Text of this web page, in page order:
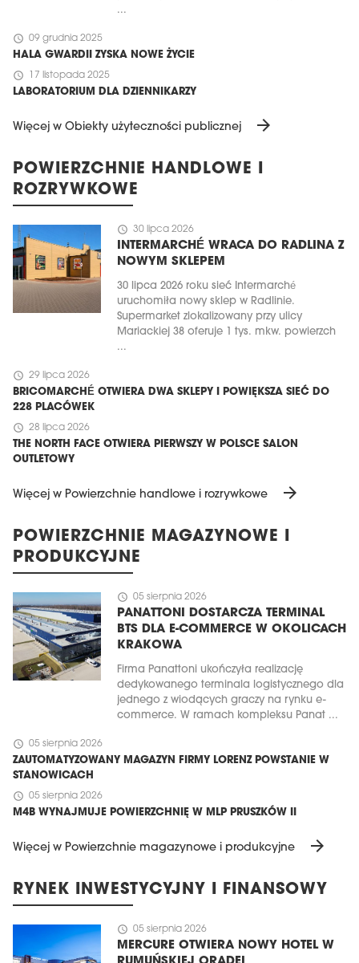
...
schedule 09 grudnia 2025
HALA GWARDII ZYSKA NOWE ŻYCIE
schedule 17 listopada 2025
LABORATORIUM DLA DZIENNIKARZY
Więcej w Obiekty użyteczności publicznej arrow_forward
POWIERZCHNIE HANDLOWE I
ROZRYWKOWE
schedule 30 lipca 2026
INTERMARCHÉ WRACA DO RADLINA Z
NOWYM SKLEPEM
30 lipca 2026 roku sieć Intermarché
uruchomiła nowy sklep w Radlinie.
Supermarket zlokalizowany przy ulicy
Mariackiej 38 oferuje 1 tys. mkw. powierzch
...
schedule 29 lipca 2026
BRICOMARCHÉ OTWIERA DWA SKLEPY I POWIĘKSZA SIEĆ DO
228 PLACÓWEK
schedule 28 lipca 2026
THE NORTH FACE OTWIERA PIERWSZY W POLSCE SALON
OUTLETOWY
Więcej w Powierzchnie handlowe i rozrywkowe arrow_forward
POWIERZCHNIE MAGAZYNOWE I
PRODUKCYJNE
schedule 05 sierpnia 2026
PANATTONI DOSTARCZA TERMINAL
BTS DLA E-COMMERCE W OKOLICACH
KRAKOWA
Firma Panattoni ukończyła realizację
dedykowanego terminala logistycznego dla
jednego z wiodących graczy na rynku e-
commerce. W ramach kompleksu Panat ...
schedule 05 sierpnia 2026
ZAUTOMATYZOWANY MAGAZYN FIRMY LORENZ POWSTANIE W
STANOWICACH
schedule 05 sierpnia 2026
M4B WYNAJMUJE POWIERZCHNIĘ W MLP PRUSZKÓW II
Więcej w Powierzchnie magazynowe i produkcyjne arrow_forward
RYNEK INWESTYCYJNY I FINANSOWY
schedule 05 sierpnia 2026
MERCURE OTWIERA NOWY HOTEL W